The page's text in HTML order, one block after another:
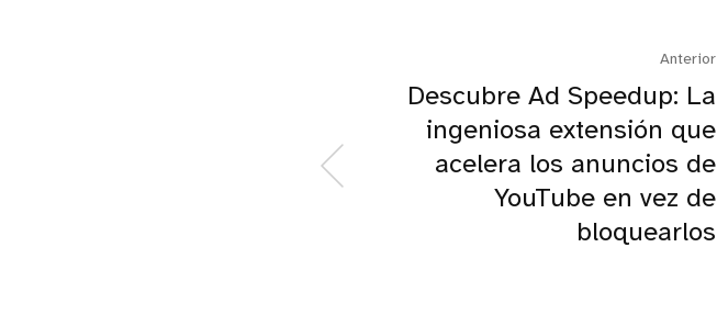
Anterior
Descubre Ad Speedup: La
ingeniosa extensión que
acelera los anuncios de
YouTube en vez de
bloquearlos